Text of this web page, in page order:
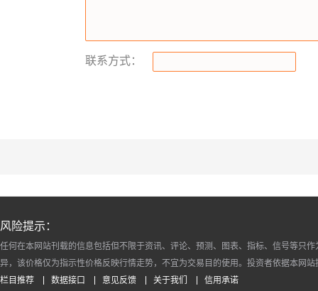
联系方式：
风险提示：
任何在本网站刊载的信息包括但不限于资讯、评论、预测、图表、指标、信号等只
异，该价格仅为指示性价格反映行情走势，不宜为交易目的使用。投资者依据本网
栏目推荐
数据接口 意见反馈 关于我们 信用承诺